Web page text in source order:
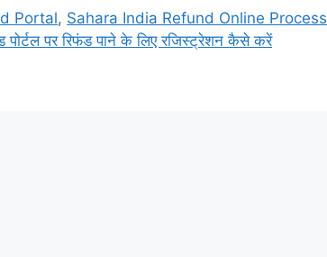
Portal, Sahara India Refund Online Process
पोर्टल पर रिफंड पाने के लिए रजिस्ट्रेशन कैसे करें